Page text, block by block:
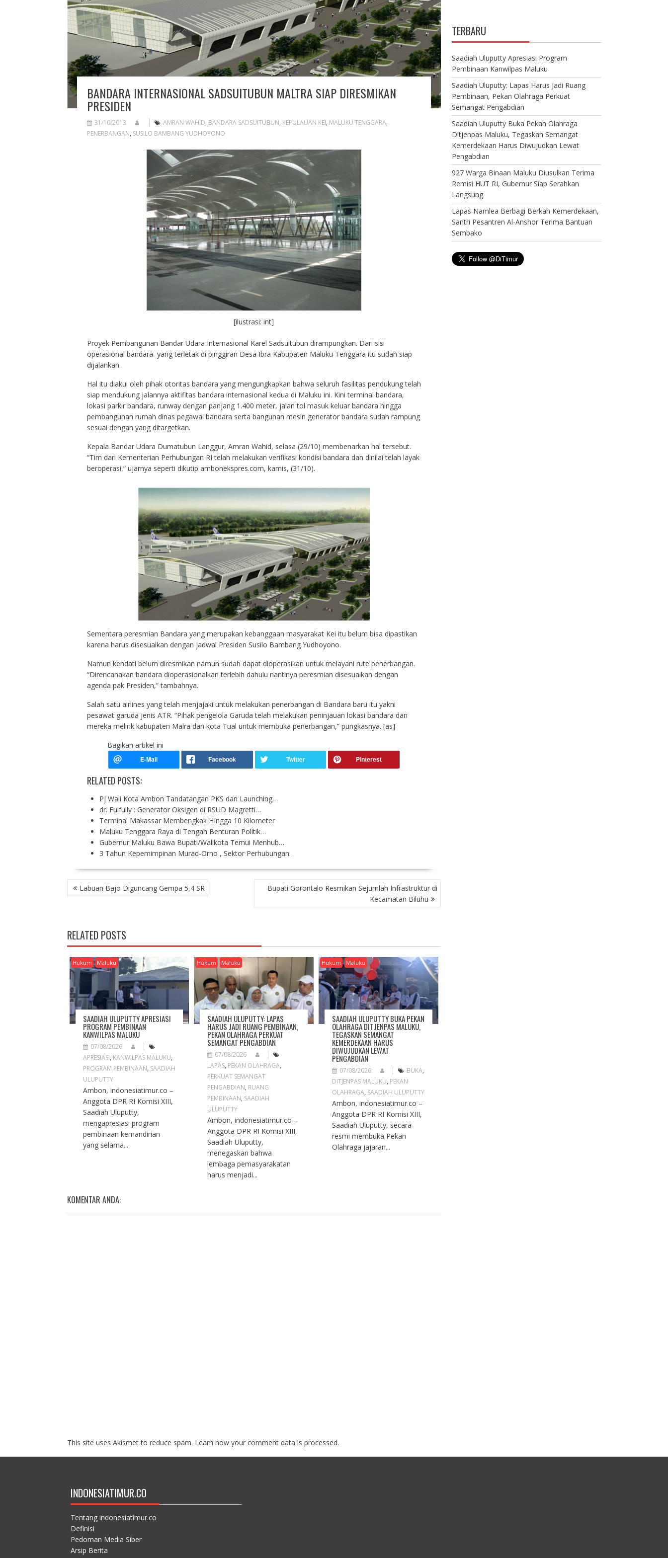
BANDARA INTERNASIONAL SADSUITUBUN MALTRA SIAP DIRESMIKAN
PRESIDEN
31/10/2013 AMRAN WAHID, BANDARA SADSUITUBUN, KEPULAUAN KEI, MALUKU TENGGARA,
PENERBANGAN, SUSILO BAMBANG YUDHOYONO
[ilustrasi: int]
Proyek Pembangunan Bandar Udara Internasional Karel Sadsuitubun dirampungkan. Dari sisi
operasional bandara yang terletak di pinggiran Desa Ibra Kabupaten Maluku Tenggara itu sudah siap
dijalankan.
Hal itu diakui oleh pihak otoritas bandara yang mengungkapkan bahwa seluruh fasilitas pendukung telah
siap mendukung jalannya aktifitas bandara internasional kedua di Maluku ini. Kini terminal bandara,
lokasi parkir bandara, runway dengan panjang 1.400 meter, jalan tol masuk keluar bandara hingga
pembangunan rumah dinas pegawai bandara serta bangunan mesin generator bandara sudah rampung
sesuai dengan yang ditargetkan.
Kepala Bandar Udara Dumatubun Langgur, Amran Wahid, selasa (29/10) membenarkan hal tersebut.
“Tim dari Kementerian Perhubungan RI telah melakukan verifikasi kondisi bandara dan dinilai telah layak
beroperasi,” ujarnya seperti dikutip ambonekspres.com, kamis, (31/10).
Sementara peresmian Bandara yang merupakan kebanggaan masyarakat Kei itu belum bisa dipastikan
karena harus disesuaikan dengan jadwal Presiden Susilo Bambang Yudhoyono.
Namun kendati belum diresmikan namun sudah dapat dioperasikan untuk melayani rute penerbangan.
“Direncanakan bandara dioperasionalkan terlebih dahulu nantinya peresmian disesuaikan dengan
agenda pak Presiden,” tambahnya.
Salah satu airlines yang telah menjajaki untuk melakukan penerbangan di Bandara baru itu yakni
pesawat garuda jenis ATR. “Pihak pengelola Garuda telah melakukan peninjauan lokasi bandara dan
mereka melirik kabupaten Malra dan kota Tual untuk membuka penerbangan,” pungkasnya. [as]
Bagikan artikel ini
RELATED POSTS:
Pj Wali Kota Ambon Tandatangan PKS dan Launching…
dr. Fulfully : Generator Oksigen di RSUD Magretti…
Terminal Makassar Membengkak HIngga 10 Kilometer
Maluku Tenggara Raya di Tengah Benturan Politik…
Gubernur Maluku Bawa Bupati/Walikota Temui Menhub…
3 Tahun Kepemimpinan Murad-Orno , Sektor Perhubungan…
P
O
N
A
V
G
A
T
O
N
Labuan Bajo Diguncang Gempa 5,4 SR
Bupati Gorontalo Resmikan Sejumlah Infrastruktur di
Kecamatan Biluhu
RELATED POSTS
Hukum Maluku
SAADIAH ULUPUTTY APRESIASI
PROGRAM PEMBINAAN
KANWILPAS MALUKU
07/08/2026
APRESIASI, KANWILPAS MALUKU,
PROGRAM PEMBINAAN, SAADIAH
ULUPUTTY
Ambon, indonesiatimur.co –
Anggota DPR RI Komisi XIII,
Saadiah Uluputty,
mengapresiasi program
pembinaan kemandirian
yang selama...
Hukum Maluku
SAADIAH ULUPUTTY: LAPAS
HARUS JADI RUANG PEMBINAAN,
PEKAN OLAHRAGA PERKUAT
SEMANGAT PENGABDIAN
07/08/2026
LAPAS, PEKAN OLAHRAGA,
PERKUAT SEMANGAT
PENGABDIAN, RUANG
PEMBINAAN, SAADIAH
ULUPUTTY
Ambon, indonesiatimur.co –
Anggota DPR RI Komisi XIII,
Saadiah Uluputty,
menegaskan bahwa
lembaga pemasyarakatan
harus menjadi...
Hukum Maluku
SAADIAH ULUPUTTY BUKA PEKAN
OLAHRAGA DITJENPAS MALUKU,
TEGASKAN SEMANGAT
KEMERDEKAAN HARUS
DIWUJUDKAN LEWAT
PENGABDIAN
07/08/2026 BUKA,
DITJENPAS MALUKU, PEKAN
OLAHRAGA, SAADIAH ULUPUTTY
Ambon, indonesiatimur.co –
Anggota DPR RI Komisi XIII,
Saadiah Uluputty, secara
resmi membuka Pekan
Olahraga jajaran...
KOMENTAR ANDA:
This site uses Akismet to reduce spam. Learn how your comment data is processed.
TERBARU
Saadiah Uluputty Apresiasi Program
Pembinaan Kanwilpas Maluku
Saadiah Uluputty: Lapas Harus Jadi Ruang
Pembinaan, Pekan Olahraga Perkuat
Semangat Pengabdian
Saadiah Uluputty Buka Pekan Olahraga
Ditjenpas Maluku, Tegaskan Semangat
Kemerdekaan Harus Diwujudkan Lewat
Pengabdian
927 Warga Binaan Maluku Diusulkan Terima
Remisi HUT RI, Gubernur Siap Serahkan
Langsung
Lapas Namlea Berbagi Berkah Kemerdekaan,
Santri Pesantren Al-Anshor Terima Bantuan
Sembako
INDONESIATIMUR.CO
Tentang indonesiatimur.co
Definisi
Pedoman Media Siber
Arsip Berita